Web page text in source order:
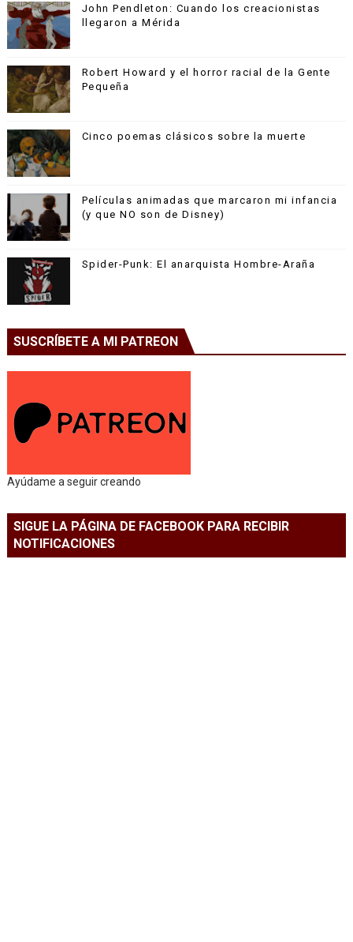
John Pendleton: Cuando los creacionistas
llegaron a Mérida
Robert Howard y el horror racial de la Gente
Pequeña
Cinco poemas clásicos sobre la muerte
Películas animadas que marcaron mi infancia
(y que NO son de Disney)
Spider-Punk: El anarquista Hombre-Araña
SUSCRÍBETE A MI PATREON
Ayúdame a seguir creando
SIGUE LA PÁGINA DE FACEBOOK PARA RECIBIR
NOTIFICACIONES